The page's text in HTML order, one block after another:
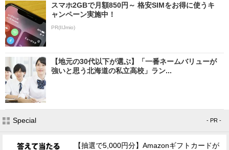
スマホ2GBで月額850円～ 格安SIMをお得に使うキ
ャンペーン実施中！
PR(IIJmio)
【地元の30代以下が選ぶ】「一番ネームバリューが
強いと思う北海道の私立高校」ラン...
Special - PR -
【抽選で5,000円分】Amazonギフトカードが